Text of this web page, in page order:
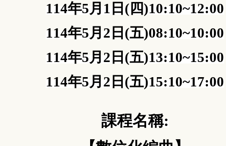
114年5月 1 日 ( 四)10:10~12:00
114年5月 2 日 (五)08:10~10:00
114年5月 2 日 (五)13:10~15:00
114年5月 2 日 (五)15:10~17:00
課程名稱: